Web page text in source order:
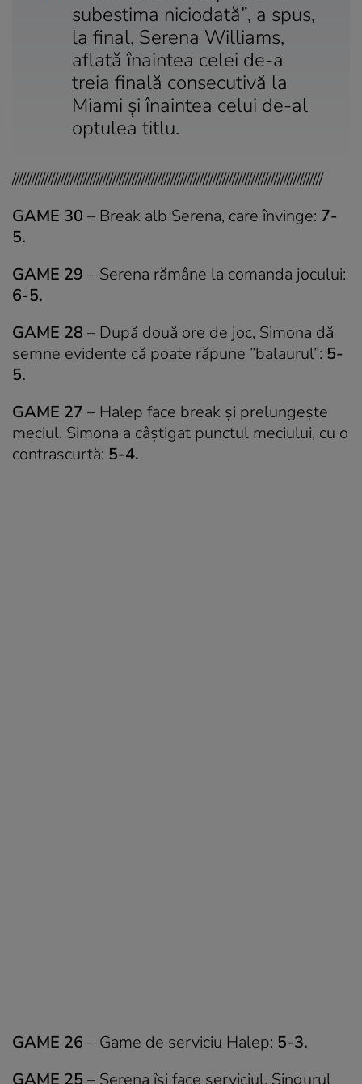
subestima niciodată”, a spus,
la final, Serena Williams,
aflată înaintea celei de-a
treia finală consecutivă la
Miami și înaintea celui de-al
optulea titlu.
////////////////////////////////////////////////////////////////////////////////////////////////
GAME 30 – Break alb Serena, care învinge: 7-
5.
GAME 29 – Serena rămâne la comanda jocului:
6-5.
GAME 28 – După două ore de joc, Simona dă
semne evidente că poate răpune ”balaurul”: 5-
5.
GAME 27 – Halep face break și prelungește
meciul. Simona a câștigat punctul meciului, cu o
contrascurtă: 5-4.
GAME 26 – Game de serviciu Halep: 5-3.
GAME 25 – Serena își face serviciul. Singurul